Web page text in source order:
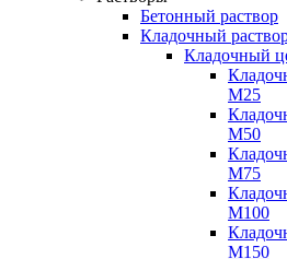
Бетонный раствор
Кладочный
Кладочный
М25
М50
М75
М100
М150